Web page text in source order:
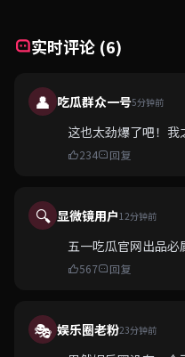
实时评论 (6)
👤 吃瓜群众一号5分钟前
这也太劲爆了吧！我
234 回复
🔍 显微镜用户 12分钟前
五一吃瓜官网出品必
567 回复
🎭 娱乐圈老粉23分钟前